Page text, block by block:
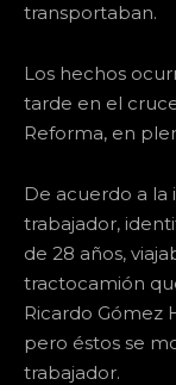
transportaban.
Los hechos
tarde en el
Reforma, en
De acuerdo a la
trabajador,
de 28 años,
tractocamión
Ricardo Gómez
pero éstos se
trabajador.